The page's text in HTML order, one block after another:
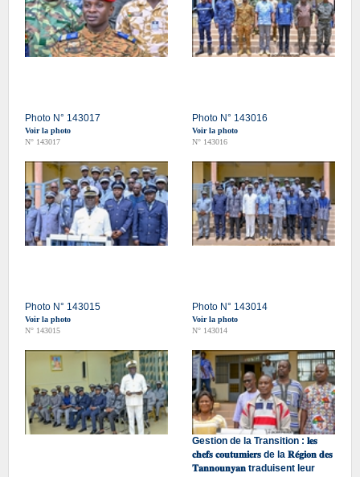
Photo N° 143017
Voir la photo
N° 143017
Photo N° 143016
Voir la photo
N° 143016
Photo N° 143015
Voir la photo
N° 143015
Photo N° 143014
Voir la photo
N° 143014
Gestion de la Transition : 𝐥𝐞𝐬
𝐜𝐡𝐞𝐟𝐬 𝐜𝐨𝐮𝐭𝐮𝐦𝐢𝐞𝐫𝐬 de la 𝐑𝐞́𝐠𝐢𝐨𝐧 𝐝𝐞𝐬
𝐓𝐚𝐧𝐧𝐨𝐮𝐧𝐲𝐚𝐧 traduisent leur